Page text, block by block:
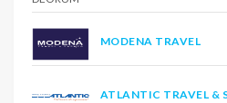
MODENA TRAVEL
ATLANTIC TRAVEL &